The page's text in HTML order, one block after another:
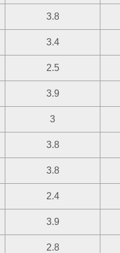
3.8
3.4
2.5
3.9
3
3.8
3.8
2.4
3.9
2.8